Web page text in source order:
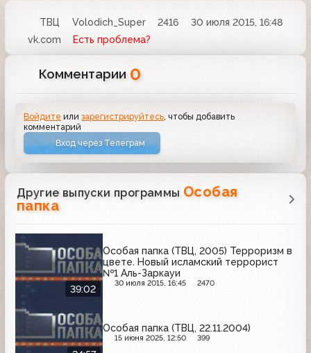
ТВЦ Volodich_Super 2416
30 июля 2015, 16:48
vk.com
Есть проблема?
Комментарии 0
Войдите илизарегистрируйтесь , чтобы добавить
комментарий
Вход через Телеграм
Другие выпуски программы Особая
папка
39:02
Особая папка (ТВЦ, 2005) Терроризм в
цвете. Новый исламский террорист
№1 Аль-Заркауи
30 июля 2015, 16:45 2470
Особая папка (ТВЦ, 22.11.2004)
15 июня 2025, 12:50 399